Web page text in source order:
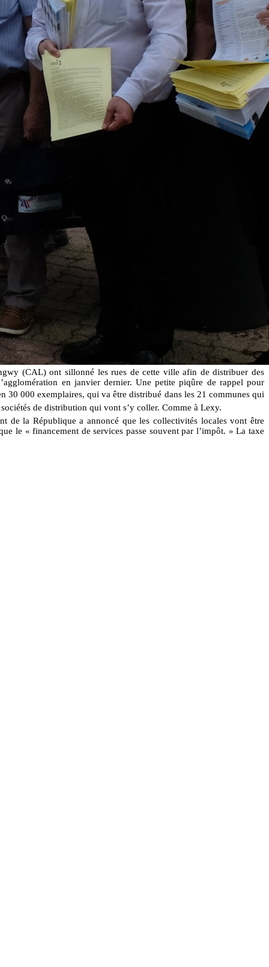
(CAL) ont sillonné les rues de cette ville afin de distribuer des
en janvier dernier. Une petite piqûre de rappel pour
30 000 exemplaires, qui va être distribué dans les 21 communes qui
de distribution qui vont s’y coller. Comme à Lexy.
de la République a annoncé que les collectivités locales vont être
le « financement de services passe souvent par l’impôt. » La taxe